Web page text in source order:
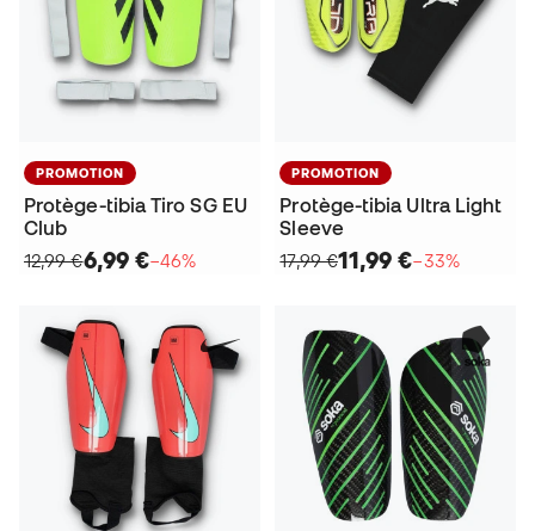
PROMOTION
Protège-tibia Tiro SG EU
Club
12,99 €6,99 €−46%
PROMOTION
Protège-tibia Ultra Light
Sleeve
17,99 €11,99 €−33%